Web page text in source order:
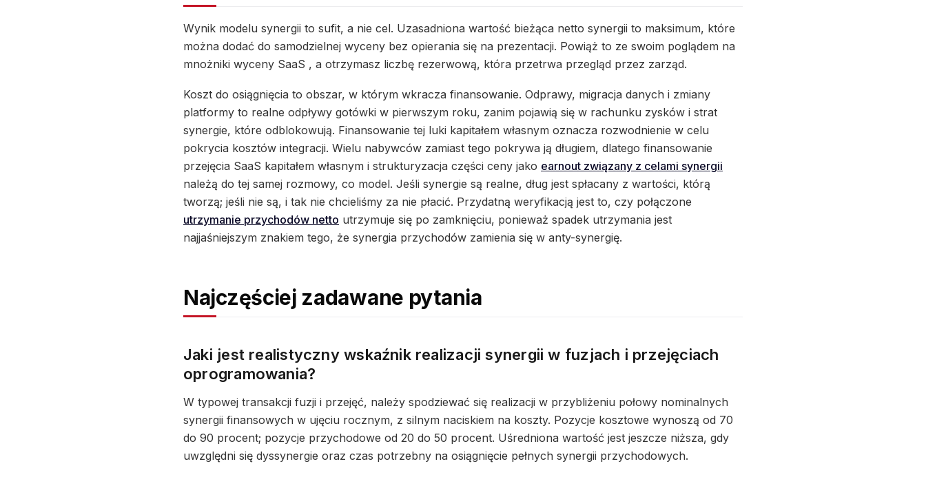
Wynik modelu synergii to sufit, a nie cel. Uzasadniona wartość bieżąca netto synergii to maksimum, które
można dodać do samodzielnej wyceny bez opierania się na prezentacji. Powiąż to ze swoim poglądem na
mnożniki wyceny SaaS , a otrzymasz liczbę rezerwową, która przetrwa przegląd przez zarząd.
Koszt do osiągnięcia to obszar, w którym wkracza finansowanie. Odprawy, migracja danych i zmiany
platformy to realne odpływy gotówki w pierwszym roku, zanim pojawią się w rachunku zysków i strat
synergie, które odblokowują. Finansowanie tej luki kapitałem własnym oznacza rozwodnienie w celu
pokrycia kosztów integracji. Wielu nabywców zamiast tego pokrywa ją długiem, dlatego finansowanie
przejęcia SaaS kapitałem własnym i strukturyzacja części ceny jako earnout związany z celami synergii
należą do tej samej rozmowy, co model. Jeśli synergie są realne, dług jest spłacany z wartości, którą
tworzą; jeśli nie są, i tak nie chcieliśmy za nie płacić. Przydatną weryfikacją jest to, czy połączone
utrzymanie przychodów netto utrzymuje się po zamknięciu, ponieważ spadek utrzymania jest
najjaśniejszym znakiem tego, że synergia przychodów zamienia się w anty-synergię.
Najczęściej zadawane pytania
Jaki jest realistyczny wskaźnik realizacji synergii w fuzjach i przejęciach
oprogramowania?
W typowej transakcji fuzji i przejęć, należy spodziewać się realizacji w przybliżeniu połowy nominalnych
synergii finansowych w ujęciu rocznym, z silnym naciskiem na koszty. Pozycje kosztowe wynoszą od 70
do 90 procent; pozycje przychodowe od 20 do 50 procent. Uśredniona wartość jest jeszcze niższa, gdy
uwzględni się dyssynergie oraz czas potrzebny na osiągnięcie pełnych synergii przychodowych.